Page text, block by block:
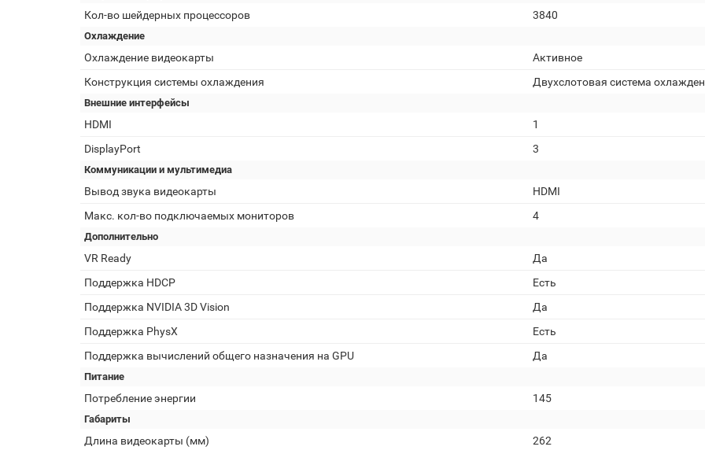
Кол-во шейдерных процессоров 3840
Охлаждение
Охлаждение видеокарты
Активное
Конструкция системы охлаждения
Двухслотовая система
Внешние интерфейсы
HDMI
1
DisplayPort
3
Коммуникации и мультимедиа
Вывод звука видеокарты
HDMI
Макс. кол-во подключаемых мониторов
4
Дополнительно
VR Ready
Да
Поддержка HDCP
Есть
Поддержка NVIDIA 3D Vision
Да
Поддержка PhysX
Есть
Поддержка вычислений общего назначения на GPU
Да
Питание
Потребление энергии 145
Габариты
Длина видеокарты (мм) 262